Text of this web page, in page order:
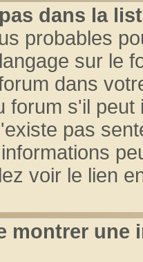
dans la
probables
sur le
dans
forum s'il
pas
voir le lien
montrer une